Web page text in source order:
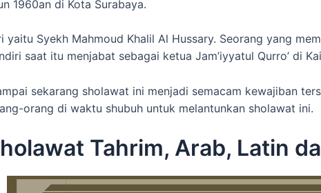
1960an di Kota Surabaya.
yaitu Syekh Mahmoud Khalil Al Hussary. Seorang yang
saat itu menjabat sebagai ketua Jam’iyyatul Qurro’ di
sekarang sholawat ini menjadi semacam kewajiban
orang di waktu shubuh untuk melantunkan sholawat ini.
Tahrim, Arab, Latin